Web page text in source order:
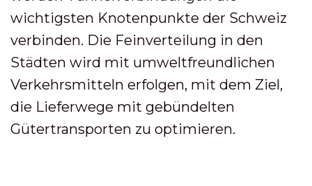
wichtigsten Knotenpunkte der Schweiz
verbinden. Die Feinverteilung in den
Städten wird mit umweltfreundlichen
Verkehrsmitteln erfolgen, mit dem Ziel,
die Lieferwege mit gebündelten
Gütertransporten zu optimieren.